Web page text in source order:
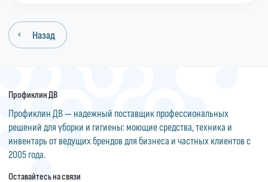
Назад
Профиклин ДВ
Профиклин ДВ — надежный поставщик профессиональных
решений для уборки и гигиены: моющие средства, техника и
инвентарь от ведущих брендов для бизнеса и частных клиентов с
2005 года.
Оставайтесь на связи